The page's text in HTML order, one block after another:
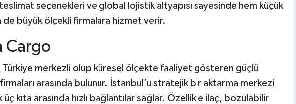
seçenekleri ve global lojistik altyapısı sayesinde hem küçük
de büyük ölçekli firmalara hizmet verir.
Cargo
Türkiye merkezli olup küresel ölçekte faaliyet gösteren güçlü
arasında bulunur. İstanbul’u stratejik bir aktarma merkezi
üç kıta arasında hızlı bağlantılar sağlar. Özellikle ilaç, bozulabilir